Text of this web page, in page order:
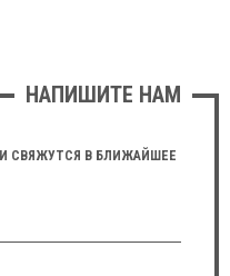
НАПИШИТЕ НАМ
СВЯЖУТСЯ В БЛИЖАЙШЕЕ